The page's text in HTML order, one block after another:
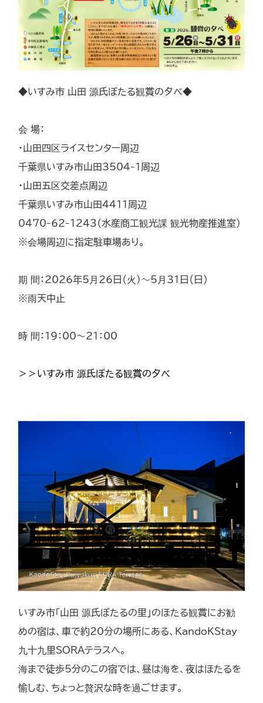
◆いすみ市 山田 源氏ぼたる観賞の夕べ◆
会 場：
・山田四区ライスセンター周辺
千葉県いすみ市山田3504-1周辺
・山田五区交差点周辺
千葉県いすみ市山田4411周辺
0470-62-1243（水産商工観光課 観光物産推進室）
※会場周辺に指定駐車場あり。
期 間：2026年5月26日（火）～5月31日（日）
※雨天中止
時 間：19：00～21：00
＞＞いすみ市 源氏ぼたる観賞の夕べ
いすみ市「山田 源氏ぼたるの里」のほたる観賞にお勧
めの宿は、車で約20分の場所にある、KandoKStay
九十九里SORAテラスへ。
海まで徒歩5分のこの宿では、昼は海を、夜はほたるを
愉しむ、ちょっと贅沢な時を過ごせます。